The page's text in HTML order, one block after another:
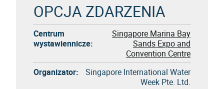
OPCJA ZDARZENIA
Centrum
wystawiennicze:
Singapore Marina Bay
Sands Expo and
Convention Centre
Organizator:
Singapore International Water
Week Pte. Ltd.